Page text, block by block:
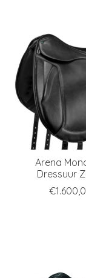
Arena
Dressuur